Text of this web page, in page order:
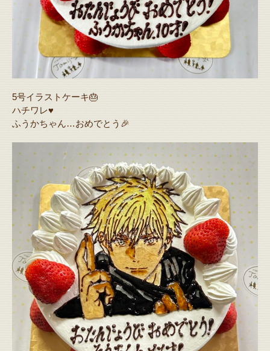
5号イラストケーキ🎂
ハチワレ♥️
ふうかちゃん…おめでとう🎉